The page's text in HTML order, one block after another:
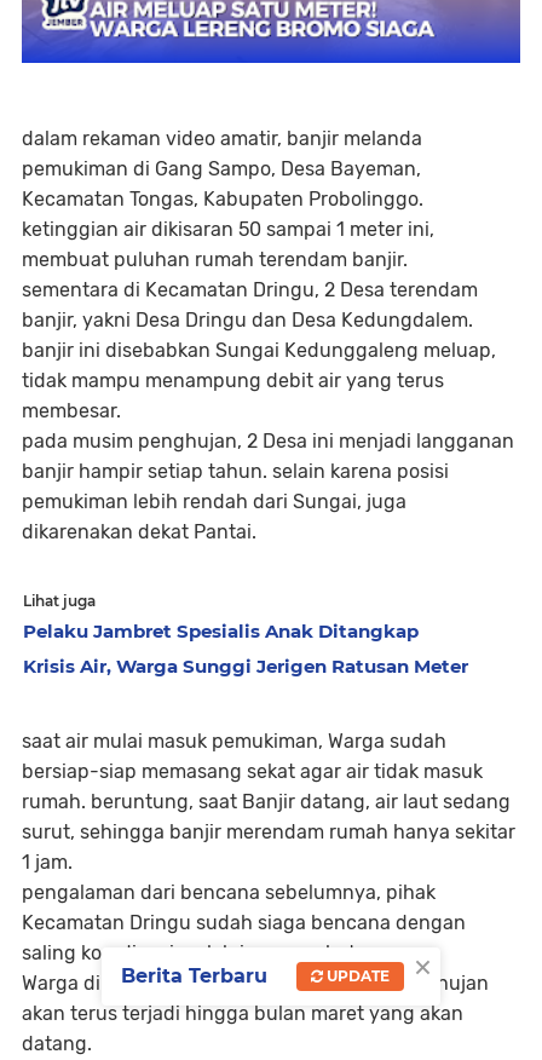
dalam rekaman video amatir, banjir melanda
pemukiman di Gang Sampo, Desa Bayeman,
Kecamatan Tongas, Kabupaten Probolinggo.
ketinggian air dikisaran 50 sampai 1 meter ini,
membuat puluhan rumah terendam banjir.
sementara di Kecamatan Dringu, 2 Desa terendam
banjir, yakni Desa Dringu dan Desa Kedungdalem.
banjir ini disebabkan Sungai Kedunggaleng meluap,
tidak mampu menampung debit air yang terus
membesar.
pada musim penghujan, 2 Desa ini menjadi langganan
banjir hampir setiap tahun. selain karena posisi
pemukiman lebih rendah dari Sungai, juga
dikarenakan dekat Pantai.
Lihat juga
Pelaku Jambret Spesialis Anak Ditangkap
Krisis Air, Warga Sunggi Jerigen Ratusan Meter
saat air mulai masuk pemukiman, Warga sudah
bersiap-siap memasang sekat agar air tidak masuk
rumah. beruntung, saat Banjir datang, air laut sedang
surut, sehingga banjir merendam rumah hanya sekitar
1 jam.
pengalaman dari bencana sebelumnya, pihak
Kecamatan Dringu sudah siaga bencana dengan
saling koordinasi melalui pesan whatsapp.
Warga dihimbau tetap waspada, diperkirakan hujan
akan terus terjadi hingga bulan maret yang akan
datang.
×
Berita Terbaru UPDATE